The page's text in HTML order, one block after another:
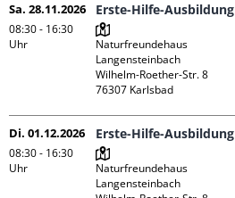
Sa. 28.11.2026
08:30 - 16:30
Uhr
Erste-Hilfe-Ausbildung
Naturfreundehaus
Langensteinbach
Wilhelm-Roether-Str. 8
Di. 01.12.2026
08:30 - 16:30
Uhr
Erste-Hilfe-Ausbildung
Naturfreundehaus
Langensteinbach